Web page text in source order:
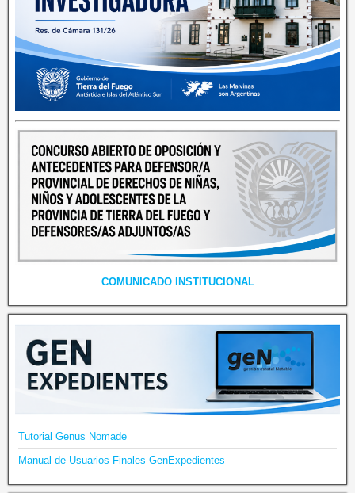
COMUNICADO INSTITUCIONAL
Tutorial Genus Nomade
Manual de Usuarios Finales GenExpedientes